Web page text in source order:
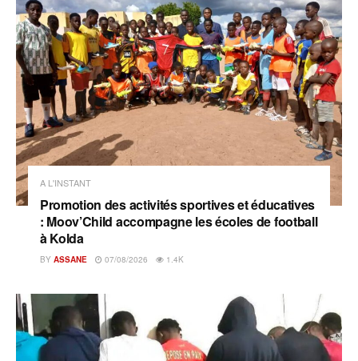
A L'INSTANT
Promotion des activités sportives et éducatives
: Moov’Child accompagne les écoles de football
à Kolda
BY ASSANE 07/08/2026 1.4K